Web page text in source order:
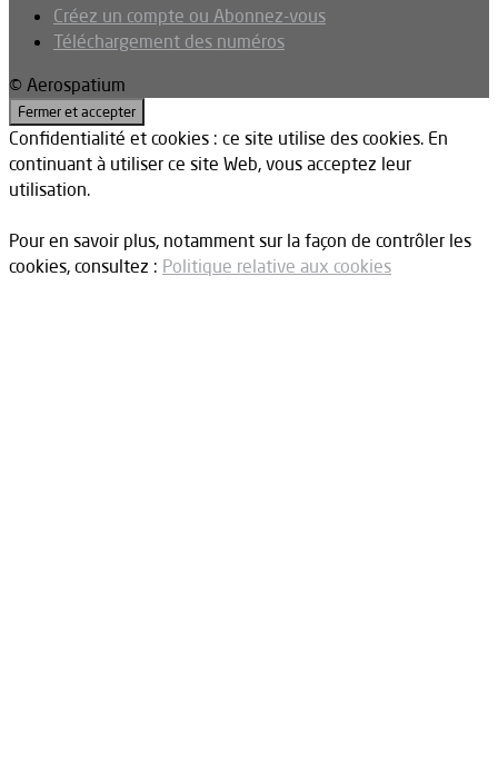
Créez un compte ou Abonnez-vous
Téléchargement des numéros
© Aerospatium
Confidentialité et cookies : ce site utilise des cookies. En
continuant à utiliser ce site Web, vous acceptez leur
utilisation.
Pour en savoir plus, notamment sur la façon de contrôler les
cookies, consultez : Politique relative aux cookies